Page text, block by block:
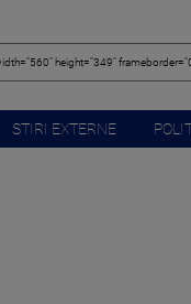
STIRI EXTERNE